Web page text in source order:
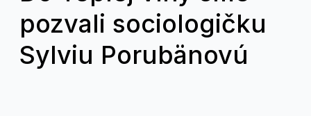
pozvali sociologičku
Sylviu Porubänovú